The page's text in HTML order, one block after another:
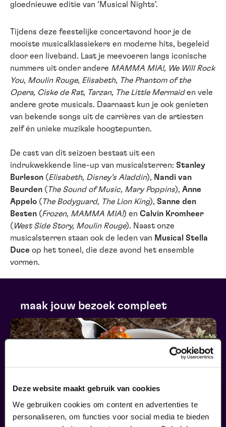
Deze website maakt gebruik van cookies
We gebruiken cookies om content en advertenties te
personaliseren, om functies voor social media te bieden
gloednieuwe editie van ‘Musical Nights’.
Tijdens deze feestelijke concertavond hoor je de
mooiste musicalklassiekers en moderne hits, begeleid
door een liveband. Laat je meevoeren langs iconische
nummers uit onder andere MAMMA MIA!,
We Will Rock
You, Moulin Rouge, Elisabeth, The Phantom of the
Opera, Ciske de Rat, Tarzan, The Little Mermaiden vele
andere grote musicals. Daarnaast kun je ook genieten
van bekende songs uit de carrières van de artiesten
zelf én unieke muzikale hoogtepunten.
De cast van dit seizoen bestaat uit een
indrukwekkende line-up van musicalsterren: Stanley
Burleson (Elisabeth, Disney’s Aladdin), Nandi van
Beurden (The Sound of Music, Mary Poppins), Anne
Appelo (The Bodyguard, The Lion King), Sanne den
Besten (Frozen, MAMMA MIA!) en Calvin Kromheer
( West Side Story, Moulin Rouge). Naast onze
musicalsterren staan ook de leden van Musical Stella
Duce op het toneel, die deze avond het ensemble
vormen.
maak jouw bezoek compleet